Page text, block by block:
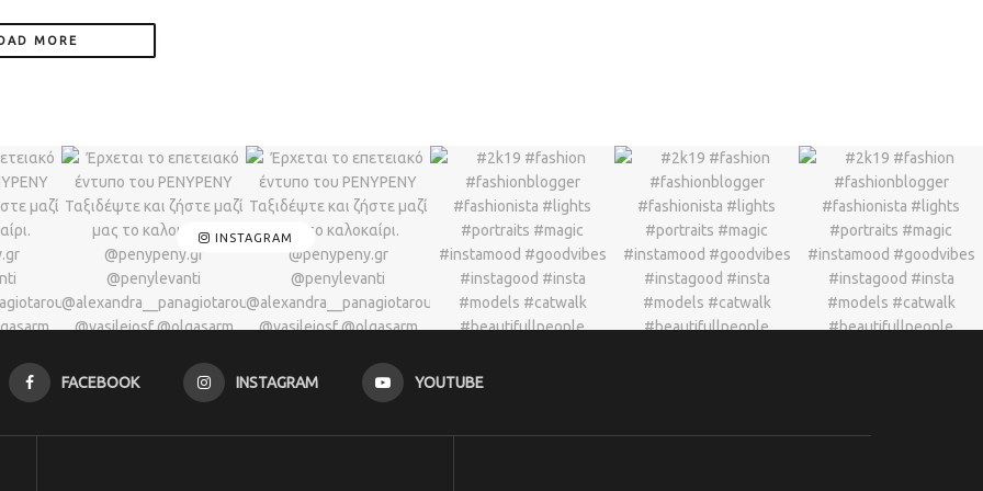
MORE
INSTAGRAM
FACEBOOK INSTAGRAM YOUTUBE